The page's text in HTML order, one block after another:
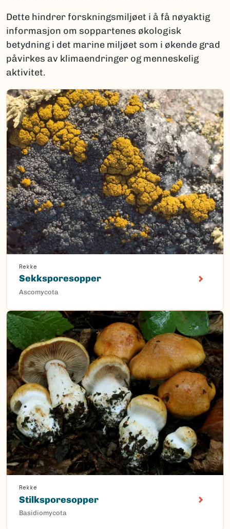
Dette hindrer forskningsmiljøet i å få nøyaktig
informasjon om soppartenes økologisk
betydning i det marine miljøet som i økende grad
påvirkes av klimaendringer og menneskelig
aktivitet.
Rekke
Sekksporesopper
Ascomycota
Rekke
Stilksporesopper
Basidiomycota